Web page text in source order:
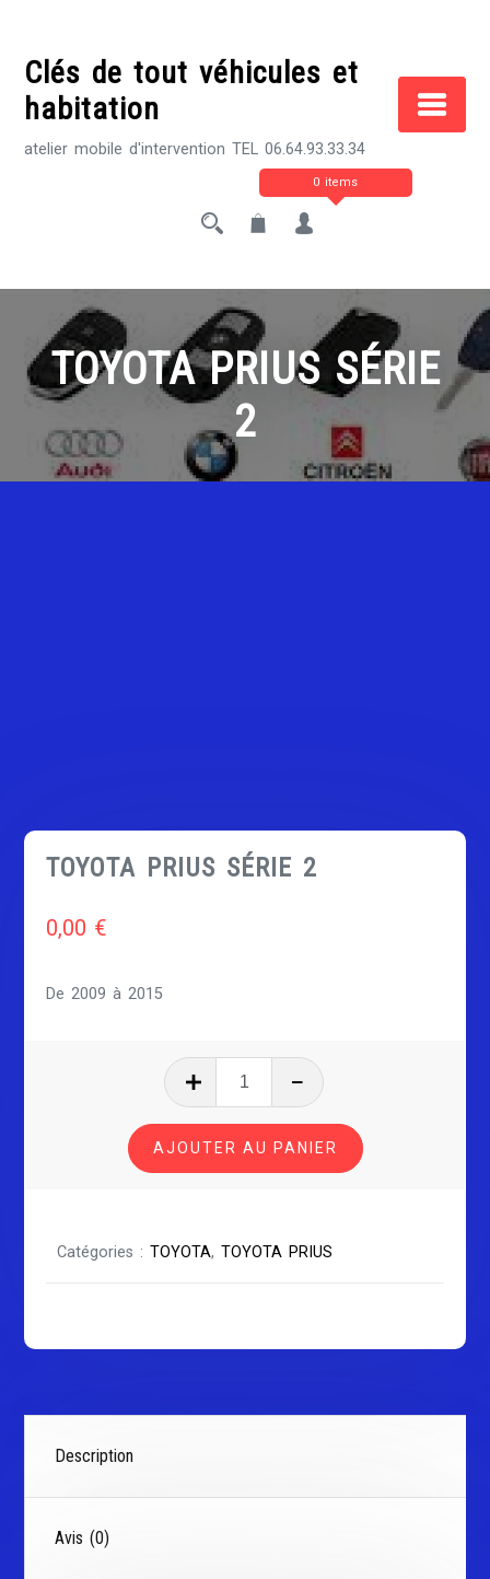
contentClés de tout véhicules et
habitation
atelier mobile d'intervention TEL 06.64.93.33.34
0 items
TOYOTA PRIUS SÉRIE
2
TOYOTA PRIUS SÉRIE 2
0,00 €
De 2009 à 2015
quantité
TOYOTA
PRIUS
SÉRIE
AJOUTER AU PANIER
Catégories :TOYOTA,TOYOTA PRIUS
Description
Avis (0)